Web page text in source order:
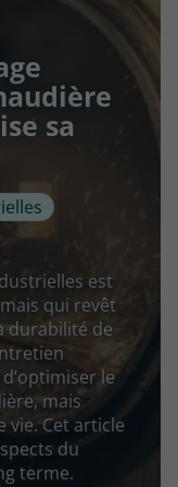
sa
est
qui revêt
durabilité de
le
mais
vie. Cet article
du
terme.